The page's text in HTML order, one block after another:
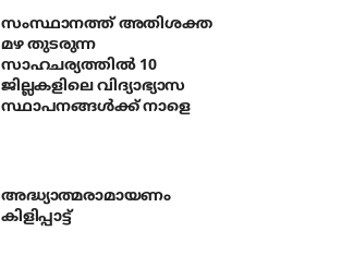
സംസ്ഥാനത്ത് അതിശക്ത
മഴ തുടരുന്ന
സാഹചര്യത്തിൽ 10
ജില്ലകളിലെ വിദ്യാഭ്യാസ
സ്ഥാപനങ്ങൾക്ക് നാളെ
അദ്ധ്യാത്മരാമായണം
കിളിപ്പാട്ട്